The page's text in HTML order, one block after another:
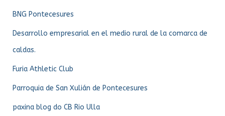
BNG Pontecesures
Desarrollo empresarial en el medio rural de la comarca de
caldas.
Furia Athletic Club
Parroquia de San Xulián de Pontecesures
paxina blog do CB Rio Ulla